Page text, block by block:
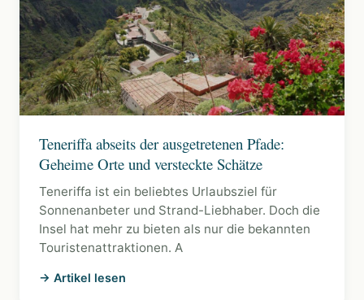
Teneriffa abseits der ausgetretenen Pfade:
Geheime Orte und versteckte Schätze
Teneriffa ist ein beliebtes Urlaubsziel für
Sonnenanbeter und Strand-Liebhaber. Doch die
Insel hat mehr zu bieten als nur die bekannten
Touristenattraktionen. A
→ Artikel lesen